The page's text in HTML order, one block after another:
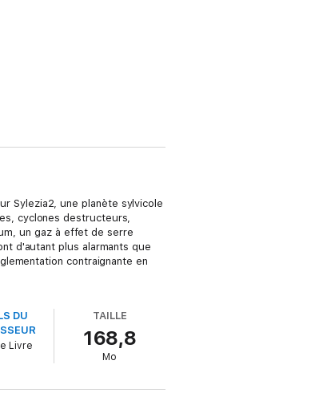
Sylezia2, une planète sylvicole
cyclones destructeurs,
un gaz à effet de serre
d'autant plus alarmants que
contraignante en
DU
Livre
TAILLE
168,8
Mo